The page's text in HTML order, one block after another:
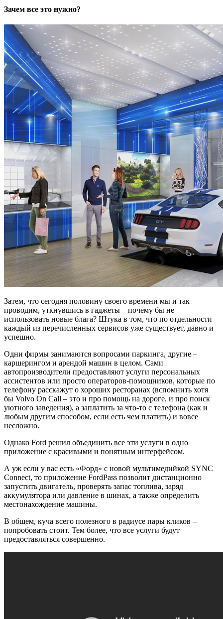
Зачем все это нужно?
Затем, что сегодня половину своего времени мы и так
проводим, уткнувшись в гаджеты – почему бы не
использовать новые блага? Штука в том, что по отдельности
каждый из перечисленных сервисов уже существует, давно и
успешно.
Одни фирмы занимаются вопросами паркинга, другие –
каршерингом и арендой машин в целом. Сами
автопроизводители предоставляют услуги персональных
ассистентов или просто операторов-помощников, которые по
телефону расскажут о хороших ресторанах (вспомнить хотя
бы Volvo On Call – это и про помощь на дороге, и про поиск
уютного заведения), а заплатить за что-то с телефона (как и
любым другим способом, если есть чем платить) и вовсе
несложно.
Однако Ford решил объединить все эти услуги в одно
приложение с красивыми и понятным интерфейсом.
А уж если у вас есть «Форд» с новой мультимедийкой SYNC
Connect, то приложение FordPass позволит дистанционно
запустить двигатель, проверять запас топлива, заряд
аккумулятора или давление в шинах, а также определить
местонахождение машины.
В общем, куча всего полезного в радиусе пары кликов –
попробовать стоит. Тем более, что все услуги будут
предоставляться совершенно.